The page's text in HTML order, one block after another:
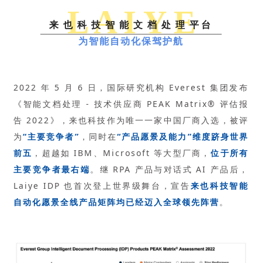
L A I Y E
来也科技智能文档处理平台
为智能自动化保驾护航
2022 年 5 月 6 日，国际研究机构 Everest 集团发布
《智能文档处理 - 技术供应商 PEAK Matrix® 评估报
告 2022》，来也科技作为唯一一家中国厂商入选，被评
为“主要竞争者” ，同时在“产品愿景及能力”维度跻身世界
前五 ，超越如 IBM、Microsoft 等大型厂商，位于所有
主要竞争者最右端 。继 RPA 产品与对话式 AI 产品后，
Laiye IDP 也首次登上世界级舞台，宣告来也科技智能
自动化愿景全线产品矩阵均已经迈入全球领先阵营 。